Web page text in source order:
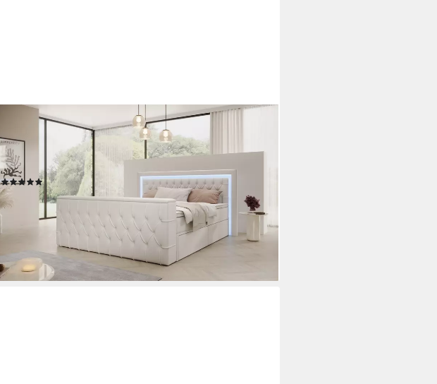
PROMETO MÖBEL
Boxspringbett Doppelbett 180x200 mit Matratze,
Schubladen TV-Lift LED Beleuchtung, inkl. 7-Zonen-
Taschenfederkernmatratze, TV-Lift im Fußteil, Topper
(3)
ab 1.605,50 € UVP 1.890,00 €
nur diesen Monat